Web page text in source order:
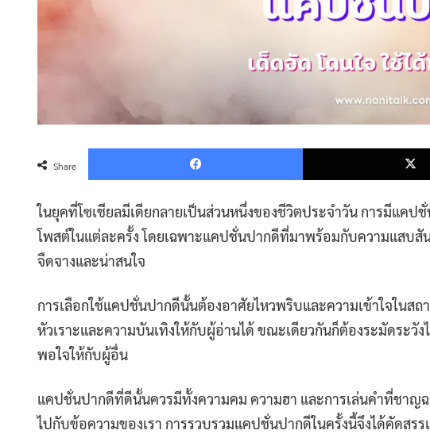
Share
Facebook
ในยุคที่โซเชียลมีเดียกลายเป็นส่วนหนึ่งของชีวิตประจำวัน การมีแค
โพสต์ในแต่ละครั้ง โดยเฉพาะแคปชั่นปากดีที่มาพร้อมกับความแสบ
จืดจางและน่าสนใจ
การเลือกใช้แคปชั่นปากดีนั้นต้องอาศัยไหวพริบและความเข้าใจในสถ
หัวเราะและความบันเทิงให้กับผู้อ่านได้ ขณะเดียวกันก็ต้องระมัดระวัง
พอใจให้กับผู้อื่น
แคปชั่นปากดีที่ดีนั้นควรมีทั้งความคม ความฮา และการเล่นคำที่ชาญ
ไปกับข้อความของเรา การรวบรวมแคปชั่นปากดีในครั้งนี้จึงได้คัดสร